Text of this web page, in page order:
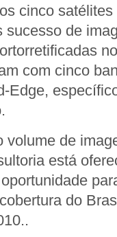
cinco
sucesso de
com cinco
Edge,
volume de
está
do